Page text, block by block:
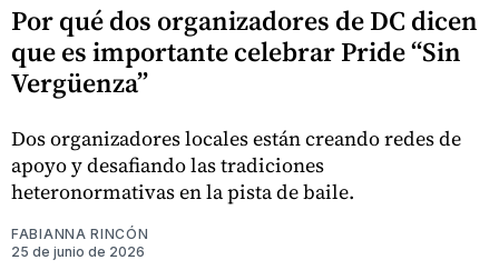
Por qué dos organizadores de DC dicen
que es importante celebrar Pride “Sin
Vergüenza”
Dos organizadores locales están creando redes de
apoyo y desafiando las tradiciones
heteronormativas en la pista de baile.
FABIANNA RINCÓN
25 de junio de 2026